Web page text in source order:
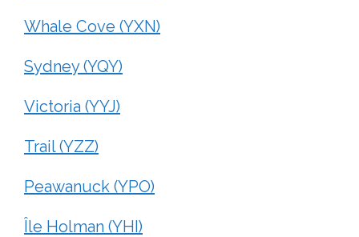
Whale Cove (YXN)
Sydney (YQY)
Victoria (YYJ)
Trail (YZZ)
Peawanuck (YPO)
Île Holman (YHI)